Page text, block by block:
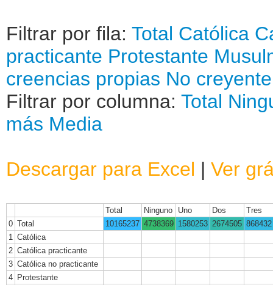
Filtrar por fila: Total Católica
practicante Protestante
creencias propias No creyente
Filtrar por columna: Total
más Media
Descargar para Excel | Ver
Total Ninguno Uno Dos
Tres
0 Total 10165237 4738369 1580253 2674505 868432
1 Católica
2 Católica practicante
3 Católica no practicante
4 Protestante